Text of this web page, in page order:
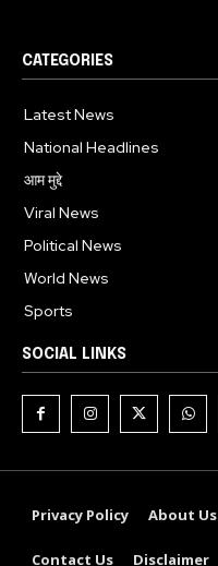
CATEGORIES
Latest News
National Headlines
आम मुद्दे
Viral News
Political News
World News
Sports
SOCIAL LINKS
Privacy Policy About Us
Contact Us Disclaimer